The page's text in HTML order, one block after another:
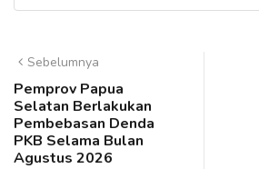
Sebelumnya
Pemprov Papua
Selatan Berlakukan
Pembebasan Denda
PKB Selama Bulan
Agustus 2026